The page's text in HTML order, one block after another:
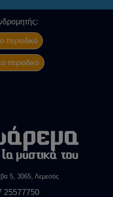
περιοδικό
περιοδικό
5, 3065, Λεμεσός
25577750